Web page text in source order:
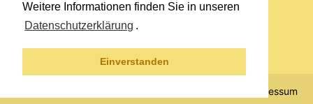
Weitere Informationen finden Sie in unseren
Datenschutzerklärung .
Einverstanden
Impressum
Datenschutzerklärung
Impressum